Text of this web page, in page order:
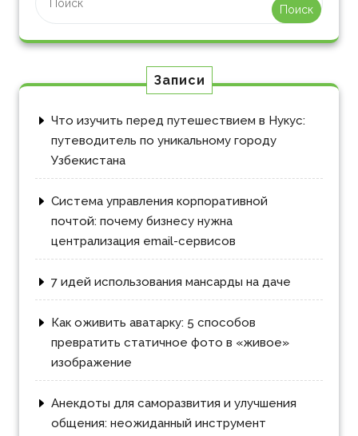
Поиск
Записи
Что изучить перед путешествием в Нукус:
путеводитель по уникальному городу
Узбекистана
Система управления корпоративной
почтой: почему бизнесу нужна
централизация email-сервисов
7 идей использования мансарды на даче
Как оживить аватарку: 5 способов
превратить статичное фото в «живое»
изображение
Анекдоты для саморазвития и улучшения
общения: неожиданный инструмент